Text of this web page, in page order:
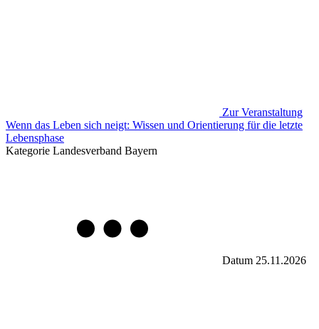
Zur Veranstaltung
Wenn das Leben sich neigt: Wissen und Orientierung für die letzte
Lebensphase
Kategorie Landesverband Bayern
Datum 25.11.2026